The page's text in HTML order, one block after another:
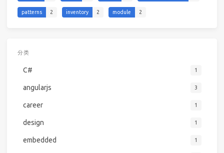
patterns 2 inventory 2 module 2
分类
C# 1
angularjs 3
career 1
design 1
embedded 1